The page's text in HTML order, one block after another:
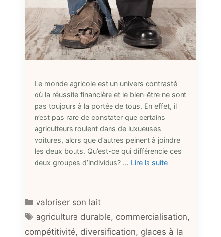
Le monde agricole est un univers contrasté
où la réussite financière et le bien-être ne sont
pas toujours à la portée de tous. En effet, il
n’est pas rare de constater que certains
agriculteurs roulent dans de luxueuses
voitures, alors que d’autres peinent à joindre
les deux bouts. Qu’est-ce qui différencie ces
deux groupes d’individus? … Lire la suite
Catégories
valoriser son lait
Étiquettes
agriculture durable, commercialisation,
compétitivité, diversification, glaces à la